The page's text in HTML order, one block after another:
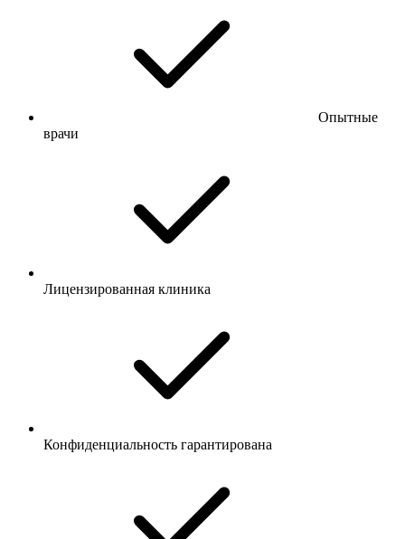
Опытные
врачи
Лицензированная клиника
Конфиденциальность гарантирована